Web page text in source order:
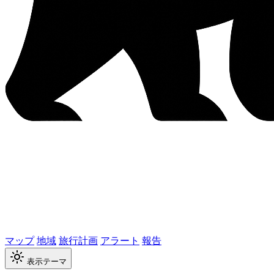
マップ地域旅行計画 アラート 報告
表示テーマ